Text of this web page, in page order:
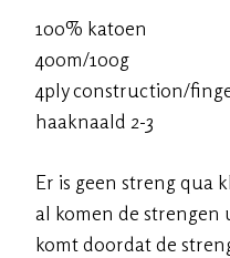
100% katoen
400m/100g
4ply construction/
haaknaald 2-3
Er is geen streng qua
al komen de strengen
komt doordat de